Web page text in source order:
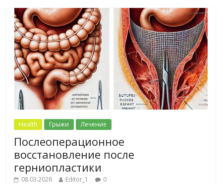
Health Грыжи Лечение
Послеоперационное
восстановление после
герниопластики
08.03.2026 Editor_1 0